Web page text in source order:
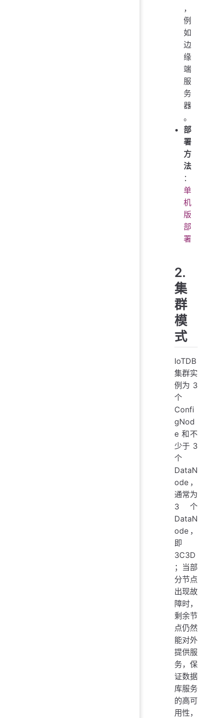
，
例
如
边
缘
端
服
务
器
。
部
署
方
法
：
单
机
版
部
署
2.
集
群
模
式
IoTDB
集群实
例为 3
个
Confi
gNod
e 和不
少于 3
个
DataN
ode，
通常为
3 个
DataN
ode，
即
3C3D
；当部
分节点
出现故
障时，
剩余节
点仍然
能对外
提供服
务，保
证数据
库服务
的高可
用性，